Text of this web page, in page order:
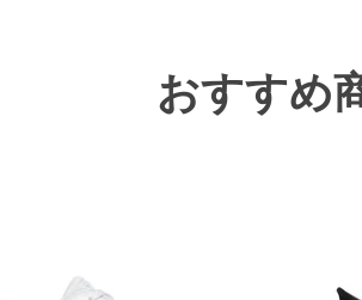
おすすめ